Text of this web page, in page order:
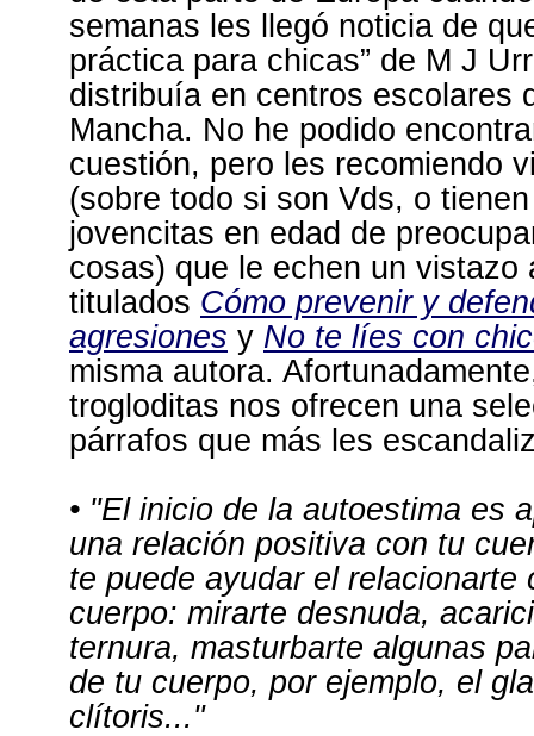
semanas les llegó noticia de
práctica para chicas” de M J
distribuía en centros escolares
Mancha. No he podido
cuestión, pero les recomiendo
(sobre todo si son Vds, o
jovencitas en edad de
cosas) que le echen un vistazo
titulados Cómo prevenir y
agresiones y No te líes con
misma autora.
trogloditas nos ofrecen una
párrafos que más les
• "El inicio de la autoestima es
una relación positiva con tu
te puede ayudar el relacionarte
cuerpo: mirarte desnuda,
ternura, masturbarte algunas
de tu cuerpo, por ejemplo, el
clítoris..."